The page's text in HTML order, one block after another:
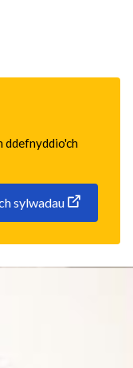
ddefnyddio'ch
sylwadau